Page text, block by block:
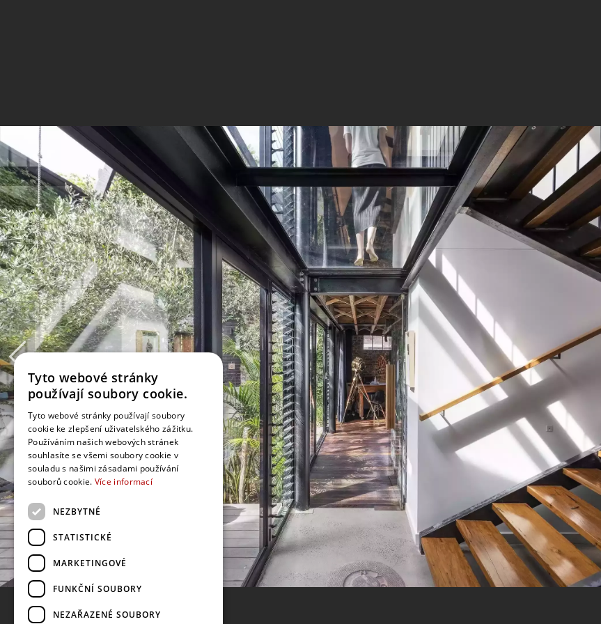
Tyto webové stránky
používají soubory cookie.
Tyto webové stránky používají soubory
cookie ke zlepšení uživatelského zážitku.
Používáním našich webových stránek
souhlasíte se všemi soubory cookie v
souladu s našimi zásadami používání
souborů cookie. Více informací
NEZBYTNÉ
STATISTICKÉ
MARKETINGOVÉ
FUNKČNÍ SOUBORY
NEZAŘAZENÉ SOUBORY